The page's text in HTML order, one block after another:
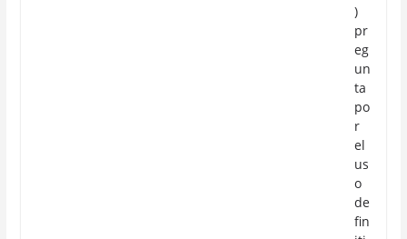
)
pr
eg
un
ta
po
r
el
us
o
de
fin